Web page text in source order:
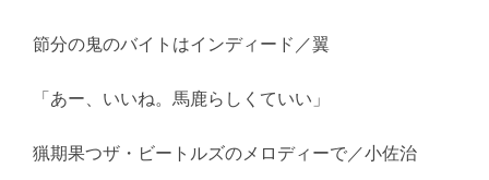
節分の鬼のバイトはインディード／翼
「あー、いいね。馬鹿らしくていい」
猟期果つザ・ビートルズのメロディーで／小佐治